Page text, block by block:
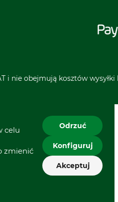
i nie obejmują kosztów
celu
zmienić
Odrzuć
Konfiguruj
Akceptuj